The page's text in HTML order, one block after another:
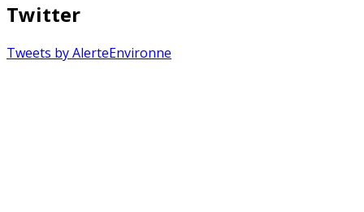
Twitter
Tweets by AlerteEnvironne